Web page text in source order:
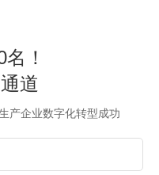
！
道
产企业数字化转型成功